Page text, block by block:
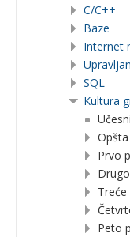
C/C++
Baze
Internet
SQL
Kultura
Prvo
Peto